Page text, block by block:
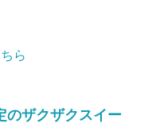
ら
のザクザクスイー